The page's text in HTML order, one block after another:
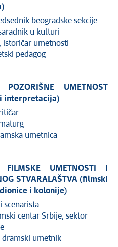
beogradske sekcije
u kulturi
istoričar umetnosti
pedagog
UMETNOST
interpretacija)
umetnica
UMETNOSTI I
STVARALAŠTVA (filmski
i kolonije)
scenarista
centar Srbije, sektor
dramski umetnik